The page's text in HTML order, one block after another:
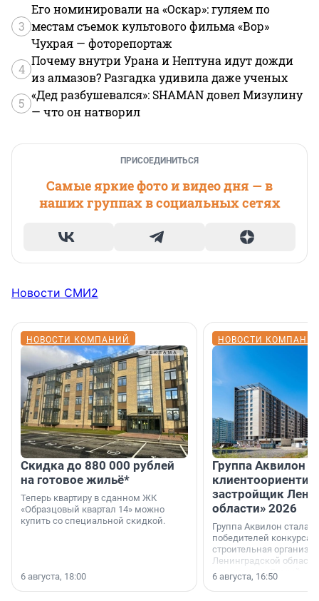
3
Его номинировали на «Оскар»: гуляем по
местам съемок культового фильма «Вор»
Чухрая — фоторепортаж
4
Почему внутри Урана и Нептуна идут дожди
из алмазов? Разгадка удивила даже ученых
5
«Дед разбушевался»: SHAMAN довел Мизулину
— что он натворил
ПРИСОЕДИНИТЬСЯ
Самые яркие фото и видео дня — в
наших группах в социальных сетях
Новости СМИ2
НОВОСТИ КОМПАНИЙ
Скидка до 880 000 рублей
на готовое жильё*
Теперь квартиру в сданном ЖК
«Образцовый квартал 14» можно
купить со специальной скидкой.
6 августа, 18:00
НОВОСТИ
Группа Аквилон
застройщик
области» 2026
Группа Аквилон стала
победителей конкурса
строительная
Ленинградской области
номинации «Самый
застройщик
6 августа, 16:50